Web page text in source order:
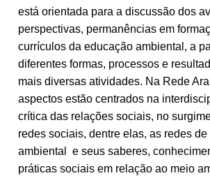
está orientada para a discussão dos
perspectivas, permanências em
currículos da educação ambiental, a
diferentes formas, processos e
mais diversas atividades. Na Rede
aspectos estão centrados na
crítica das relações sociais, no
redes sociais, dentre elas, as redes
ambiental e seus saberes,
práticas sociais em relação ao meio